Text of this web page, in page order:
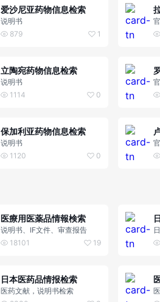
爱沙尼亚药物信息检索
说明书
879
1
立陶宛药物信息检索
说明书
1114
0
保加利亚药物信息检索
说明书
1120
0
医療用医薬品情報検索
说明书、IF文件、审查报告
18101
19
日本医药品情报检索
医药文献，说明书检索